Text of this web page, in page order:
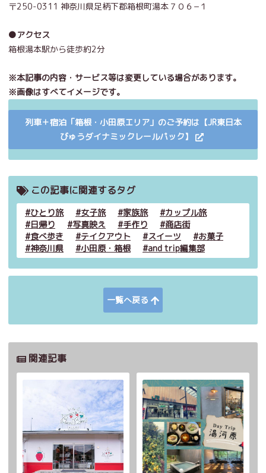
〒250-0311 神奈川県足柄下郡箱根町湯本７０６−１
●アクセス
箱根湯本駅から徒歩約2分
※本記事の内容・サービス等は変更している場合があります。
※画像はすべてイメージです。
列車＋宿泊「箱根・小田原エリア」のご予約は【JR東日本
びゅうダイナミックレールパック】
この記事に関連するタグ
ひとり旅 女子旅 家族旅
カップル旅
日帰り
写真映え 手作り
商店街
食べ歩き
テイクアウト スイーツ
お菓子
神奈川県
小田原・箱根 and trip編集部
一覧へ戻る
関連記事